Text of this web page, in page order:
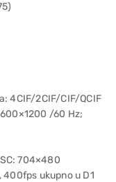
4CIF/2CIF/CIF/QCIF
/60 Hz;
704×480
ukupno u D1